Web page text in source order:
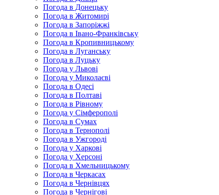
Погода в Донецьку
Погода в Житомирі
Погода в Запоріжжі
Погода в Івано-Франківську
Погода в Кропивницькому
Погода в Луганську
Погода в Луцьку
Погода у Львові
Погода у Миколаєві
Погода в Одесі
Погода в Полтаві
Погода в Рівному
Погода у Сімферополі
Погода в Сумах
Погода в Тернополі
Погода в Ужгороді
Погода у Харкові
Погода у Херсоні
Погода в Хмельницькому
Погода в Черкасах
Погода в Чернівцях
Погода в Чернігові